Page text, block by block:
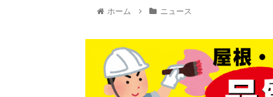
ホーム ニュース